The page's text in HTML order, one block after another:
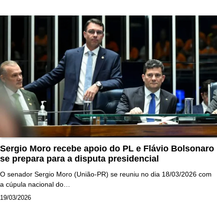
Sergio Moro recebe apoio do PL e Flávio Bolsonaro
se prepara para a disputa presidencial
O senador Sergio Moro (União-PR) se reuniu no dia 18/03/2026 com
a cúpula nacional do…
19/03/2026